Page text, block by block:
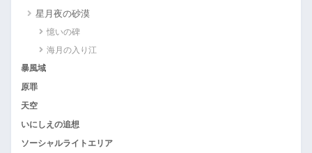
星月夜の砂漠
憶いの碑
海月の入り江
暴風域
原罪
天空
いにしえの追想
ソーシャルライトエリア